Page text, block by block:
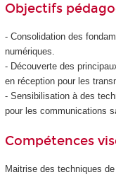
Objectifs
- Consolidation des
numériques.
- Découverte des
en réception pour les
- Sensibilisation à des
pour les communications
Compétences
Maitrise des techniques